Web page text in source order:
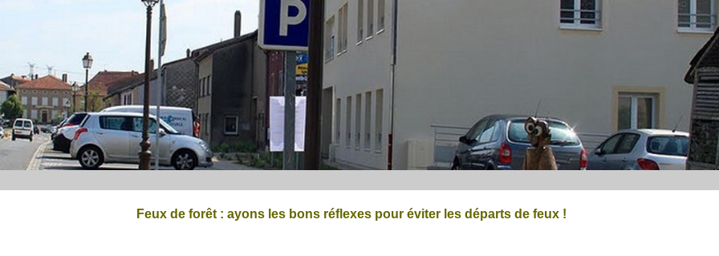
Feux de forêt : ayons les bons réflexes pour éviter les départs de feux !